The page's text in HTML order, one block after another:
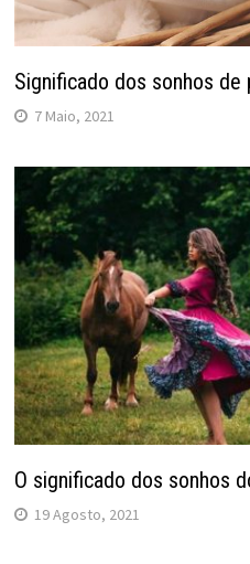
Significado dos sonhos de
7 Maio, 2021
O significado dos sonhos
19 Agosto, 2021